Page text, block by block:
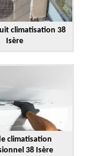
climatisation 38
Isère
climatisation
38 Isère